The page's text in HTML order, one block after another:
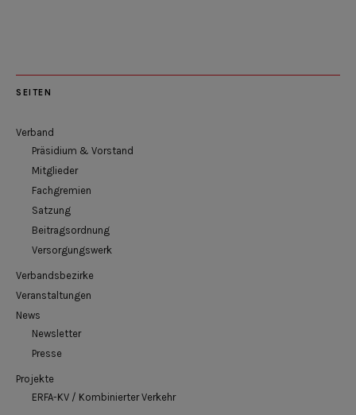
SEITEN
Verband
Präsidium & Vorstand
Mitglieder
Fachgremien
Satzung
Beitragsordnung
Versorgungswerk
Verbandsbezirke
Veranstaltungen
News
Newsletter
Presse
Projekte
ERFA-KV / Kombinierter Verkehr